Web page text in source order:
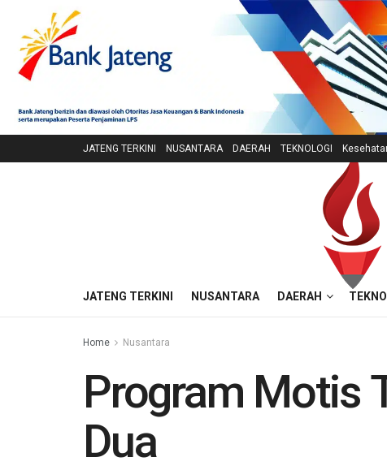
JATENG TERKINI NUSANTARA DAERAH TEKNOLOGI
JATENG TERKINI NUSANTARA DAERAH
Home Nusantara
Program Motis
Dua